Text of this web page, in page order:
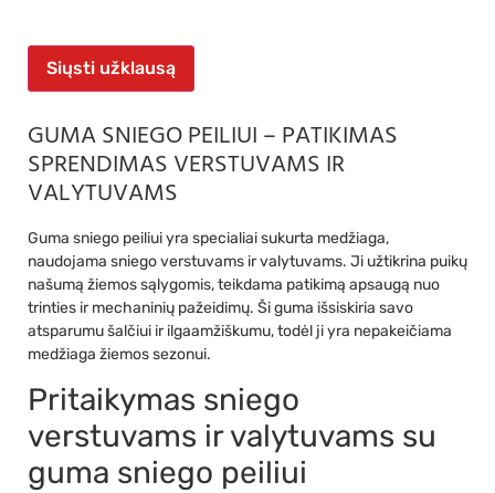
Siųsti užklausą
GUMA SNIEGO PEILIUI – PATIKIMAS
SPRENDIMAS VERSTUVAMS IR
VALYTUVAMS
Guma sniego peiliui yra specialiai sukurta medžiaga,
naudojama sniego verstuvams ir valytuvams. Ji užtikrina puikų
našumą žiemos sąlygomis, teikdama patikimą apsaugą nuo
trinties ir mechaninių pažeidimų. Ši guma išsiskiria savo
atsparumu šalčiui ir ilgaamžiškumu, todėl ji yra nepakeičiama
medžiaga žiemos sezonui.
Pritaikymas sniego
verstuvams ir valytuvams su
guma sniego peiliui